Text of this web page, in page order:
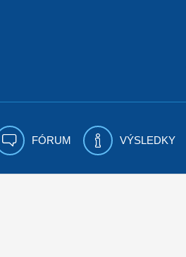
FÓRUM VÝSLEDKY